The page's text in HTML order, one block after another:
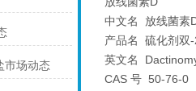
市场动态
中文名 放线菌素
产品名 硫化剂双
英文名
CAS 号 50-76-0